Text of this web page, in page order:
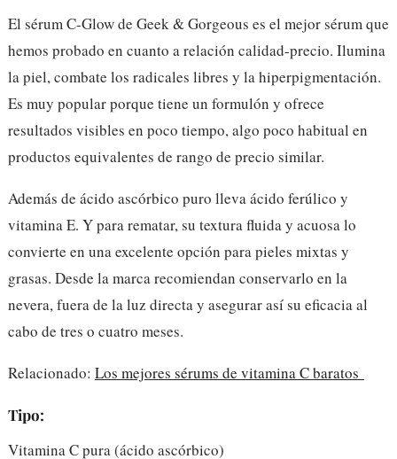
El sérum C-Glow de Geek & Gorgeous es el mejor sérum que
hemos probado en cuanto a relación calidad-precio. Ilumina
la piel, combate los radicales libres y la hiperpigmentación.
Es muy popular porque tiene un formulón y ofrece
resultados visibles en poco tiempo, algo poco habitual en
productos equivalentes de rango de precio similar.
Además de ácido ascórbico puro lleva ácido ferúlico y
vitamina E. Y para rematar, su textura fluida y acuosa lo
convierte en una excelente opción para pieles mixtas y
grasas. Desde la marca recomiendan conservarlo en la
nevera, fuera de la luz directa y asegurar así su eficacia al
cabo de tres o cuatro meses.
Relacionado: Los mejores sérums de vitamina C baratos
Tipo:
Vitamina C pura (ácido ascórbico)